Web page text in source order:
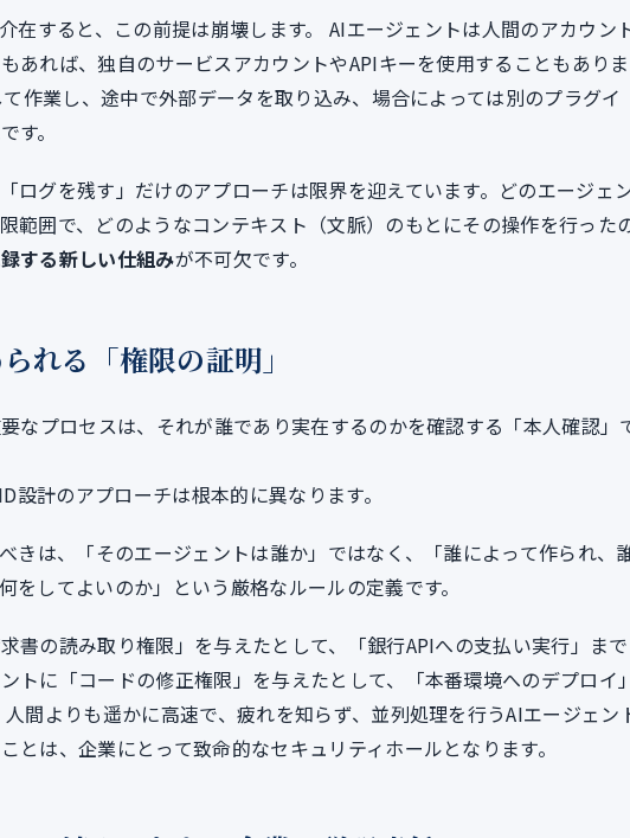
在すると、この前提は崩壊します。 AIエージェントは人間のアカウン
あれば、独自のサービスアカウントやAPIキーを使用することもありま
作業し、途中で外部データを取り込み、場合によっては別のプラグイ
す。
ログを残す」だけのアプローチは限界を迎えています。どのエージェ
範囲で、どのようなコンテキスト（文脈）のもとにその操作を行った
する新しい仕組みが不可欠です。
れる「権限の証明」
なプロセスは、それが誰であり実在するのかを確認する「本人確認」
計のアプローチは根本的に異なります。
きは、「そのエージェントは誰か」ではなく、「誰によって作られ、
をしてよいのか」という厳格なルールの定義です。
書の読み取り権限」を与えたとして、「銀行APIへの支払い実行」まで
トに「コードの修正権限」を与えたとして、「本番環境へのデプロイ」
間よりも遥かに高速で、疲れを知らず、並列処理を行うAIエージェン
とは、企業にとって致命的なセキュリティホールとなります。